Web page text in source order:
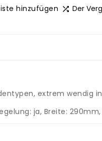
hinzufügen  Der
extrem wendig
ja, Breite: 290mm,